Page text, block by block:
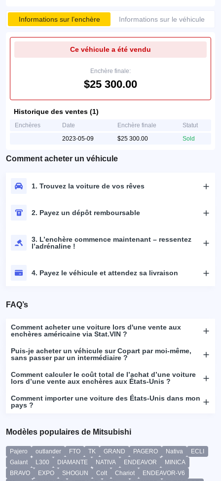
Informations sur l’enchère Informations sur le véhicule
Ce véhicule a été vendu
Enchère finale:
$25 300.00
Historique des ventes (1)
Enchères Date Enchère finale
Statut
2023-05-09
$25 300.00 Sold
Comment acheter un véhicule
1. Trouvez la voiture de vos rêves
2. Payez un dépôt remboursable
3. L’enchère commence maintenant – ressentez
l’adrénaline !
4. Payez le véhicule et attendez sa livraison
FAQ’s
Comment acheter une voiture lors d'une vente aux
enchères américaine via Stat.VIN ?
Puis-je acheter un véhicule sur Copart par moi-même,
sans passer par un intermédiaire ?
Comment calculer le coût total de l’achat d’une voiture
lors d’une vente aux enchères aux États-Unis ?
Comment importer une voiture des États-Unis dans mon
pays ?
Modèles populaires de Mitsubishi
Pajero outlander FTO TK GRAND PAGERO Nativa
ECLI
Galant
L300 DIAMANTE NATIVA ENDEAVOR
MINICA
BRAVO
EXPO SHOGUN Colt Chariot
ENDEAVOR-V6